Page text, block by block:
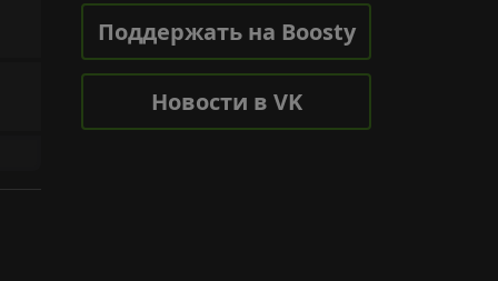
Поддержать на Boosty
Новости в VK